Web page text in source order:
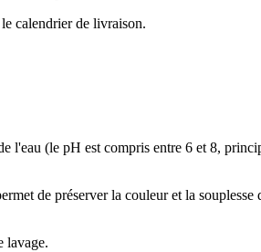
calendrier de livraison.
l'eau (le pH est compris entre 6 et 8,
de préserver la couleur et la souplesse
lavage.